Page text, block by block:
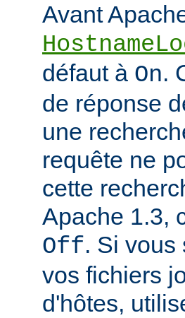
Avant
défaut à On.
de réponse
une
requête ne
cette
Apache 1.3,
Off. Si vous
vos fichiers
d'hôtes,